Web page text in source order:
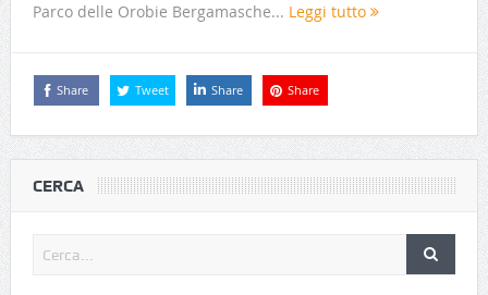
Parco delle Orobie Bergamasche... Leggi tutto
Share Tweet Share Share
CERCA